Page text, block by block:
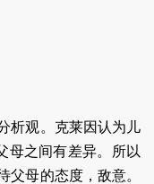
析观。克莱因认为儿
母之间有差异。所以
父母的态度，敌意。